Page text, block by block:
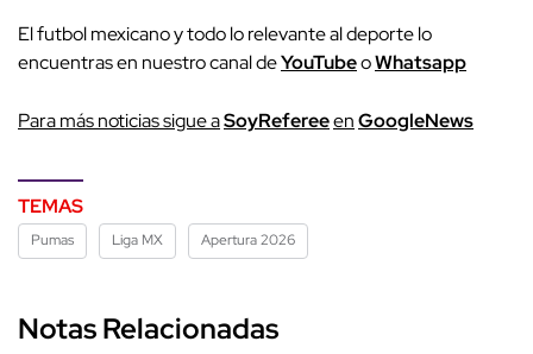
El futbol mexicano y todo lo relevante al deporte lo
encuentras en nuestro canal deYouTubeoWhatsapp
Para más noticias sigue aSoyRefereeenGoogleNews
TEMAS
Pumas Liga MX Apertura 2026
Notas Relacionadas